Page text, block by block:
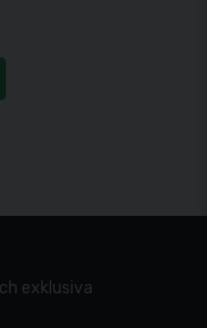
exklusiva